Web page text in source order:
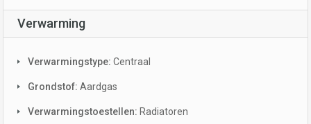
Verwarming
Verwarmingstype: Centraal
Grondstof: Aardgas
Verwarmingstoestellen: Radiatoren